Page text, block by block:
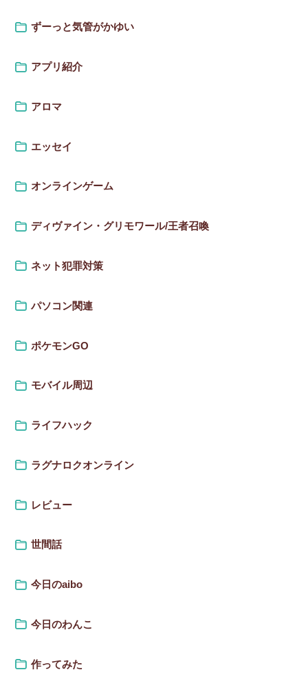
ずーっと気管がかゆい
アプリ紹介
アロマ
エッセイ
オンラインゲーム
ディヴァイン・グリモワール/王者召喚
ネット犯罪対策
パソコン関連
ポケモンGO
モバイル周辺
ライフハック
ラグナロクオンライン
レビュー
世間話
今日のaibo
今日のわんこ
作ってみた